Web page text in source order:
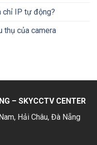
chỉ IP tự động?
thụ của camera
– SKYCCTV CENTER
Hải Châu, Đà Nẵng